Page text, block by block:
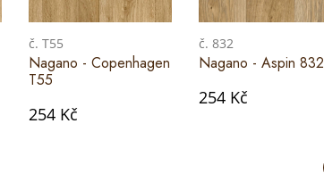
č. T55
Nagano - Copenhagen
T55
254 Kč
č. 832
Nagano - Aspin 832
254 Kč